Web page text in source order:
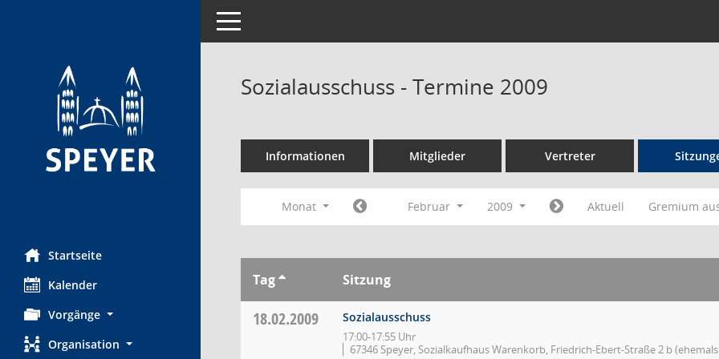
Startseite
Kalender
Vorgänge
Organisation
Toggle navigation
Sozialausschuss - Termine 2009
Informationen Mitglieder Vertreter
Monat Februar 2009 Aktuell Gremium
Tag Sitzung
18.02.2009 Sozialausschuss
17:00-17:55 Uhr
67346 Speyer, Sozialkaufhaus Warenkorb, Friedrich-Ebert-Straße 2 b